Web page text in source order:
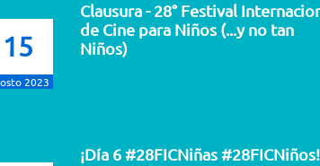
15
2023
Clausura - 28° Festival
de Cine para Niños (...y no tan
Niños)
¡Día 6 #28FICNiñas #28FICNiños!